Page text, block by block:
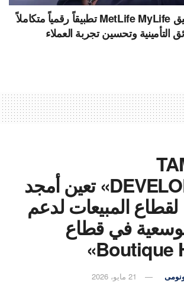
متلايف تطلق تطبيق MetLife MyLife تطبيقاً رقمياً متكاملاً
التأمينية وتحسين تجربة العملاء
DEVELOPMENTS» تعين أمجد
لقطاع المبيعات لدعم
في قطاع
21 مايو، 2026